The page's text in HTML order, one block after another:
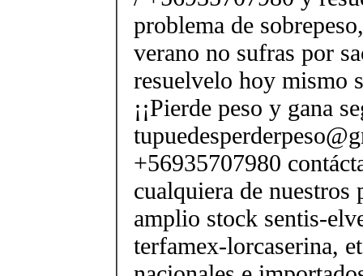
problema de
verano no sufras por
resuelvelo hoy mismo
¡¡Pierde peso y gana
+56935707980
cualquiera de nuestros
amplio stock sentis-
terfamex-lorcaserina,